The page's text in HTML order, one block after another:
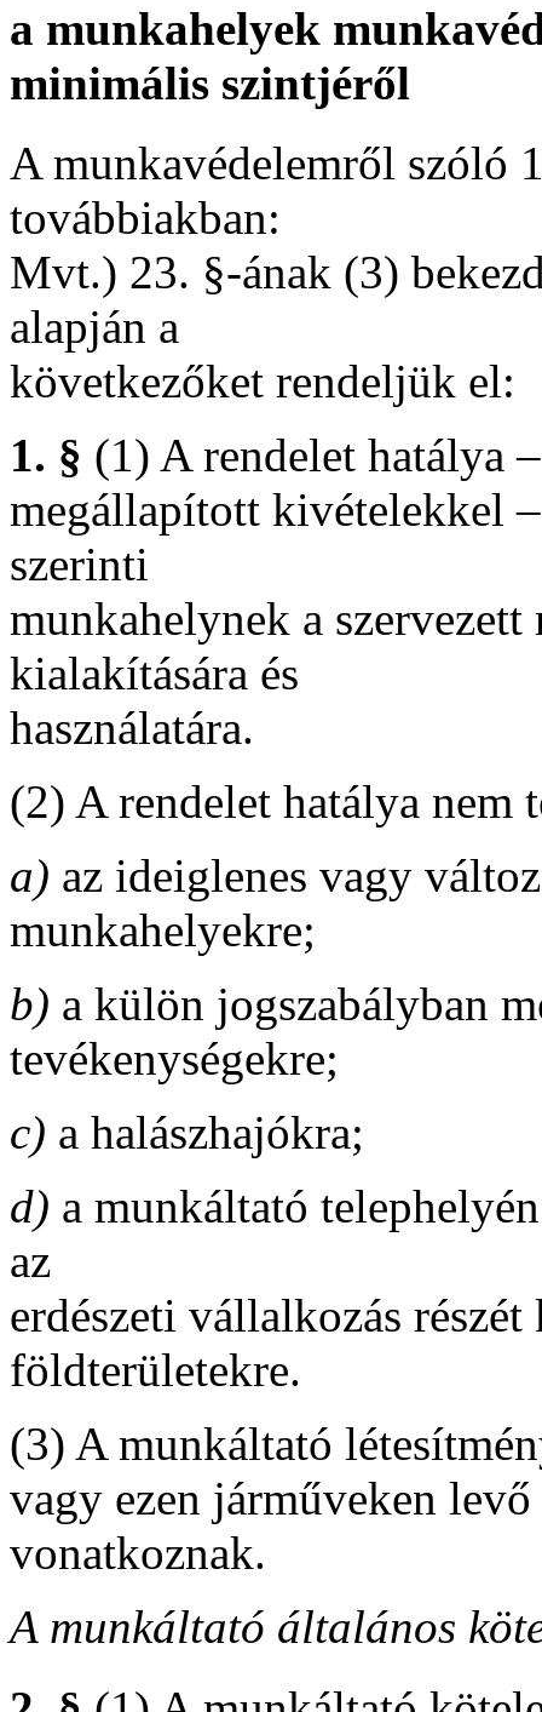
a munkahelyek
minimális szintjéről
A munkavédelemről szóló
továbbiakban:
Mvt.) 23. §-ának (3)
alapján a
következőket rendeljük el:
1. § (1) A rendelet hatálya
megállapított kivételekkel
szerinti
munkahelynek a
kialakítására és
használatára.
(2) A rendelet hatálya nem
a) az ideiglenes vagy
munkahelyekre;
b) a külön jogszabályban
tevékenységekre;
c) a halászhajókra;
d) a munkáltató
az
erdészeti vállalkozás
földterületekre.
(3) A munkáltató
vagy ezen járműveken
vonatkoznak.
A munkáltató általános